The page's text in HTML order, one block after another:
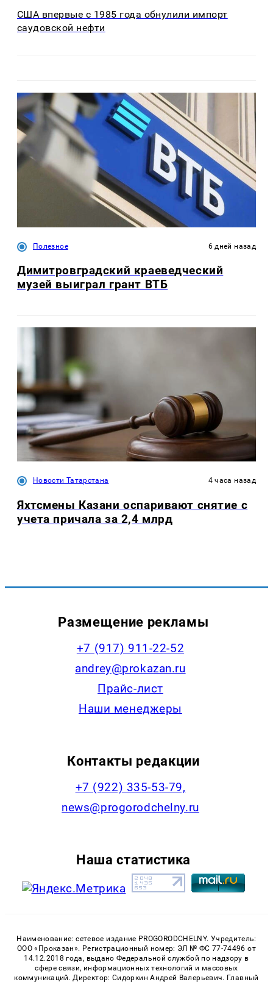
США впервые с 1985 года обнулили импорт
саудовской нефти
Полезное 6 дней назад
Димитровградский краеведческий
музей выиграл грант ВТБ
Новости Татарстана 4 часа назад
Яхтсмены Казани оспаривают снятие с
учета причала за 2,4 млрд
Размещение рекламы
+7 (917) 911-22-52
andrey@prokazan.ru
Прайс-лист
Наши менеджеры
Контакты редакции
+7 (922) 335-53-79,
news@progorodchelny.ru
Наша статистика
Наименование: сетевое издание PROGORODCHELNY. Учредитель:
ООО «Проказан». Регистрационный номер: ЭЛ № ФС 77-74496 от
14.12.2018 года, выдано Федеральной службой по надзору в
сфере связи, информационных технологий и массовых
коммуникаций. Директор: Сидоркин Андрей Валерьевич. Главный